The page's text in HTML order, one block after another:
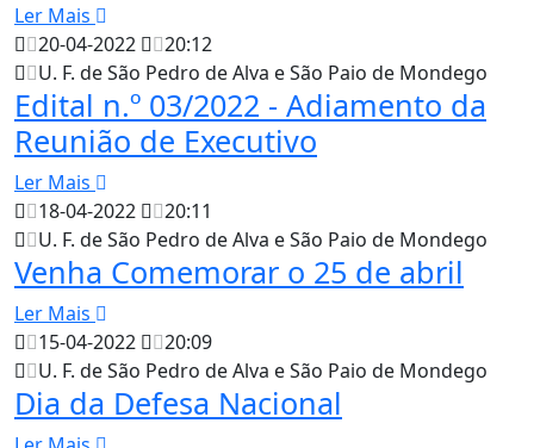
Ler Mais
20-04-2022
20:12
U. F. de São Pedro de Alva e São Paio de Mondego
Edital n.º 03/2022 - Adiamento da
Reunião de Executivo
Ler Mais
18-04-2022
20:11
U. F. de São Pedro de Alva e São Paio de Mondego
Venha Comemorar o 25 de abril
Ler Mais
15-04-2022
20:09
U. F. de São Pedro de Alva e São Paio de Mondego
Dia da Defesa Nacional